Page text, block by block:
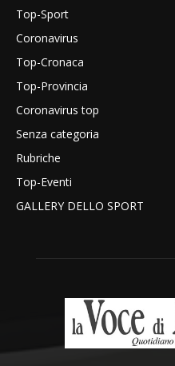
Top-Sport
Coronavirus
Top-Cronaca
Top-Provincia
Coronavirus top
Senza categoria
Rubriche
Top-Eventi
GALLERY DELLO SPORT